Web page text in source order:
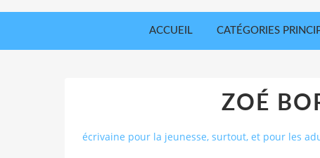
ACCUEIL CATÉGORIES
ZOÉ
écrivaine pour la jeunesse, surtout, et pour les